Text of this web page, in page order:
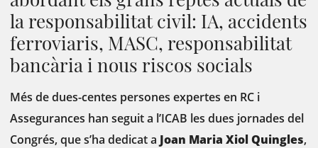
la responsabilitat civil: IA, accidents
ferroviaris, MASC, responsabilitat
bancària i nous riscos socials
Més de dues-centes persones expertes en RC i
Assegurances han seguit a l’ICAB les dues jornades del
Congrés, que s’ha dedicat a Joan Maria Xiol Quingles,